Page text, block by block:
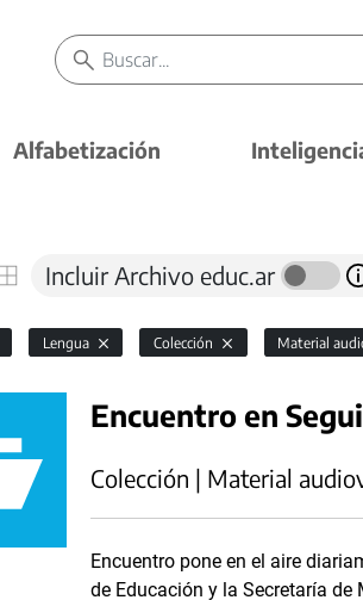
Alfabetización
Incluir Archivo educ.ar
Lengua Colección Material
Encuentro en
Colección | Material
Encuentro pone en el aire
de Educación y la Secretaría